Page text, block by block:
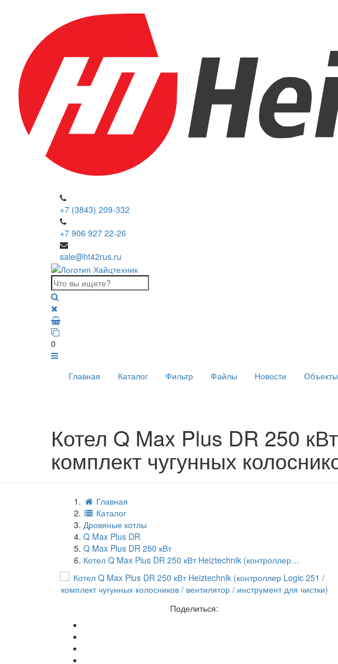
+7 (3843) 209-332
+7 906 927 22-26
sale@ht42rus.ru
0
Главная Каталог Фильтр Файлы Новости Объекты
Котел Q Max Plus DR 250
комплект чугунных
Главная
Каталог
Дровяные котлы
Q Max Plus DR
Q Max Plus DR 250 кВт
Котел Q Max Plus DR 250 кВт Heiztechnik (контроллер…
Поделиться: